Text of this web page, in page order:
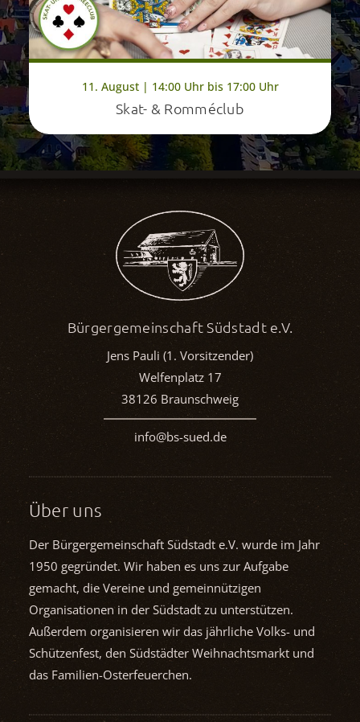
11. August | 14:00 Uhr bis 17:00 Uhr
Skat- & Romméclub
Bürgergemeinschaft Südstadt e.V.
Jens Pauli (1. Vorsitzender)
Welfenplatz 17
38126 Braunschweig
info@bs-sued.de
Über uns
Der Bürgergemeinschaft Südstadt e.V. wurde im Jahr
1950 gegründet. Wir haben es uns zur Aufgabe
gemacht, die Vereine und gemein­nützigen
Organisationen in der Südstadt zu unterstützen.
Außerdem organisieren wir das jährliche Volks- und
Schützenfest, den Südstädter Weihnachts­markt und
das Familien-Osterfeuerchen.